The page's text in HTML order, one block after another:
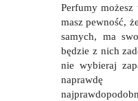
Perfumy
masz pewność,
samych, ma
będzie z nich
nie wybieraj